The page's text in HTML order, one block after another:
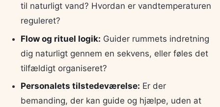
til naturligt vand? Hvordan er vandtemperaturen
reguleret?
Flow og rituel logik: Guider rummets indretning
dig naturligt gennem en sekvens, eller føles det
tilfældigt organiseret?
Personalets tilstedeværelse: Er der
bemanding, der kan guide og hjælpe, uden at